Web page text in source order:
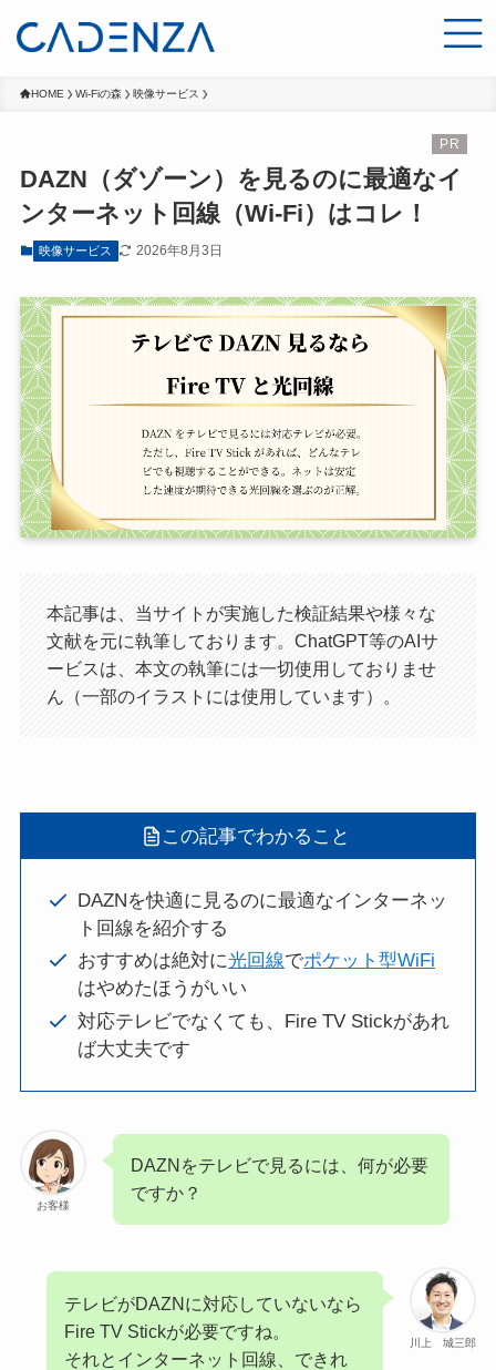
HOME Wi-Fiの森 映像サービス
DAZN（ダゾーン）を見るのに最適なイ
ンターネット回線（Wi-Fi）はコレ！
映像サービス 2026年8月3日
本記事は、当サイトが実施した検証結果や様々な
文献を元に執筆しております。ChatGPT等のAIサ
ービスは、本文の執筆には一切使用しておりませ
ん（一部のイラストには使用しています）。
この記事でわかること
DAZNを快適に見るのに最適なインターネッ
ト回線を紹介する
おすすめは絶対に光回線でポケット型WiFi
はやめたほうがいい
対応テレビでなくても、Fire TV Stickがあれ
ば大丈夫です
お客様
DAZNをテレビで見るには、何が必要
ですか？
川上 城三郎
テレビがDAZNに対応していないなら
Fire TV Stickが必要ですね。
それとインターネット回線、できれ